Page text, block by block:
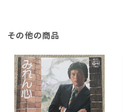
その他の商品